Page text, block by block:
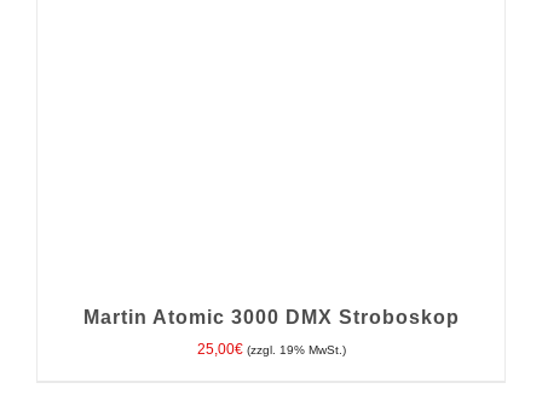
Martin Atomic 3000 DMX Stroboskop
25,00€ (zzgl. 19% MwSt.)